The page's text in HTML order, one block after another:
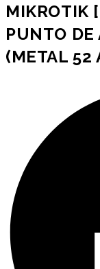
MIKROTIK
PUNTO DE
(METAL 52